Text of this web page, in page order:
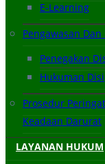
E-Learning
Pengawasan
Penegakan
Hukuman
Prosedur
Keadaan Darurat
LAYANAN HUKUM